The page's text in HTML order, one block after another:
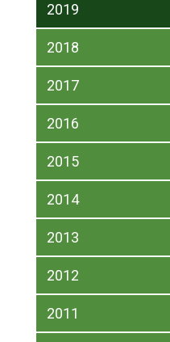
2019
2018
2017
2016
2015
2014
2013
2012
2011